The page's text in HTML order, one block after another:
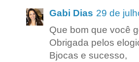
Gabi Dias 29 de
Que bom que você
Obrigada pelos
Bjocas e sucesso,